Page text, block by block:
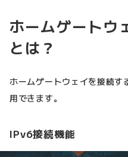
ホームゲートウ
とは？
ホームゲートウェイを接続す
用できます。
IPv6接続機能